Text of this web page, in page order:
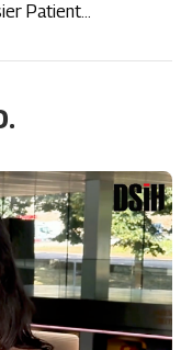
Patient...